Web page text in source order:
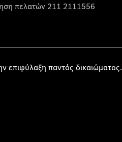
πελατών 211 2111556
παντός δικαιώματος.